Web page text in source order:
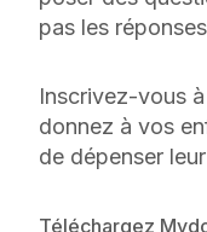
pas les
Inscrivez-vous à
donnez à vos
de dépenser
Téléchargez